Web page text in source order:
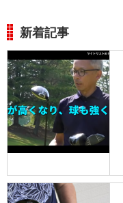
新着記事